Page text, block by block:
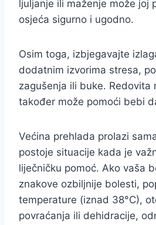
ljuljanje ili maženje može joj
osjeća sigurno i ugodno.
Osim toga, izbjegavajte
dodatnim izvorima stresa,
zagušenja ili buke. Redovita
također može pomoći bebi
Većina prehlada prolazi
postoje situacije kada je
liječničku pomoć. Ako vaša
znakove ozbiljnije bolesti,
temperature (iznad 38°C),
povraćanja ili dehidracije,